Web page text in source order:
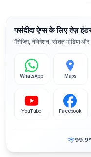
पसंदीदा ऐप्स के लिए तेज़
मैसेजिंग, नेविगेशन, सोशल मीडिया
WhatsApp Maps
YouTube Facebook